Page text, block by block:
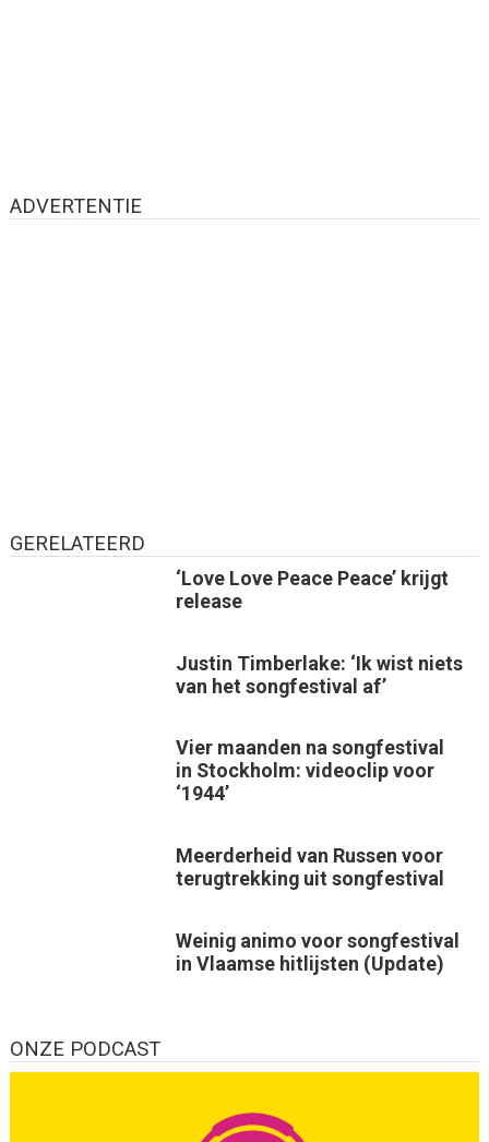
ADVERTENTIE
GERELATEERD
‘Love Love Peace Peace’ krijgt
release
Justin Timberlake: ‘Ik wist niets
van het songfestival af’
Vier maanden na songfestival
in Stockholm: videoclip voor
‘1944’
Meerderheid van Russen voor
terugtrekking uit songfestival
Weinig animo voor songfestival
in Vlaamse hitlijsten (Update)
ONZE PODCAST